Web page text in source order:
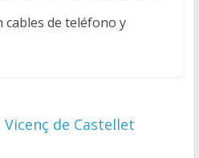
cables de teléfono y
de Castellet